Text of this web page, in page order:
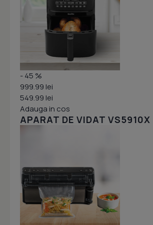
- 45 %
999.99 lei
549.99 lei
Adauga in cos
APARAT DE VIDAT VS5910X